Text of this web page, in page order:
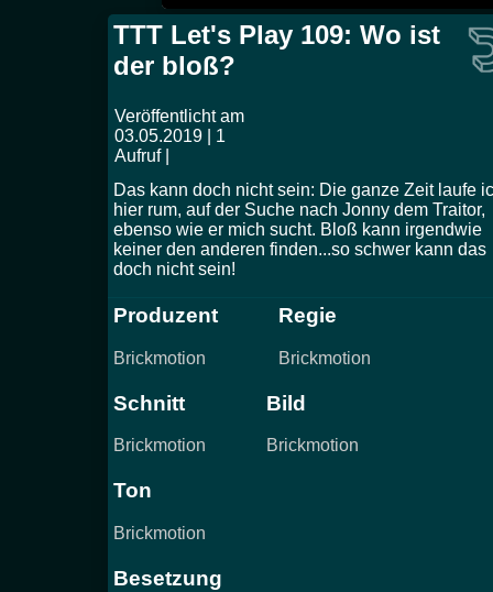
TTT Let's Play 109: Wo ist
der bloß?
Veröffentlicht am
03.05.2019 | 1
Aufruf |
Das kann doch nicht sein: Die ganze Zeit laufe
hier rum, auf der Suche nach Jonny dem Traitor,
ebenso wie er mich sucht. Bloß kann irgendwie
keiner den anderen finden...so schwer kann das
doch nicht sein!
Produzent
Brickmotion
Regie
Brickmotion
Schnitt
Brickmotion
Bild
Brickmotion
Ton
Brickmotion
Besetzung